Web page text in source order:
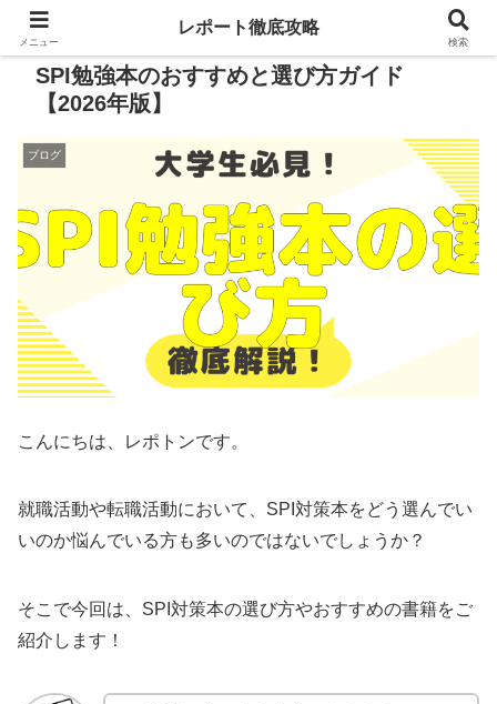
SPI勉強本のおすすめと選び方ガイド
【2026年版】
ブログ
こんにちは、レポトンです。
就職活動や転職活動において、SPI対策本をどう選んでい
いのか悩んでいる方も多いのではないでしょうか？
そこで今回は、SPI対策本の選び方やおすすめの書籍をご
紹介します！
メニュー
レポート徹底攻略
検索